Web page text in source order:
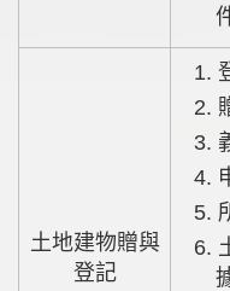
土地建物贈與
登記
6. 土地增值稅及契稅繳(免)納收